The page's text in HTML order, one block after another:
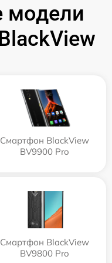
модели
Смартфон BlackView
BV9900 Pro
Смартфон BlackView
BV9800 Pro